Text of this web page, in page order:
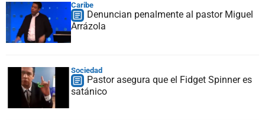
Caribe
Denuncian penalmente al pastor Miguel
Arrázola
Sociedad
Pastor asegura que el Fidget Spinner es
satánico